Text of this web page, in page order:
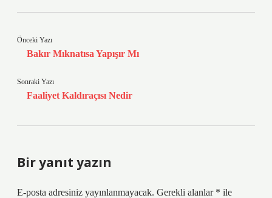
Önceki Yazı
Bakır Mıknatısa Yapışır Mı
Sonraki Yazı
Faaliyet Kaldıraçısı Nedir
Bir yanıt yazın
E-posta adresiniz yayınlanmayacak. Gerekli alanlar * ile